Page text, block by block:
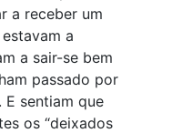
a receber um
a
a sair-se bem
passado por
sentiam que
os “deixados